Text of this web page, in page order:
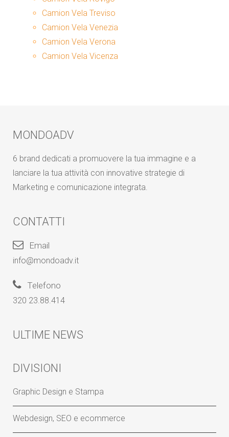
Camion Vela Treviso
Camion Vela Venezia
Camion Vela Verona
Camion Vela Vicenza
MONDOADV
6 brand dedicati a promuovere la tua immagine e a
lanciare la tua attività con innovative strategie di
Marketing e comunicazione integrata.
CONTATTI
Email
info@mondoadv.it
Telefono
320 23.88.414
ULTIME NEWS
DIVISIONI
Graphic Design e Stampa
Webdesign, SEO e ecommerce